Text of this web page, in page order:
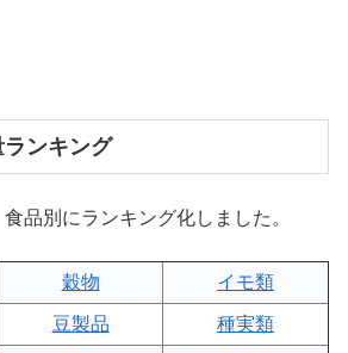
ンキング
品別にランキング化しました。
穀物 イモ類
豆製品 種実類